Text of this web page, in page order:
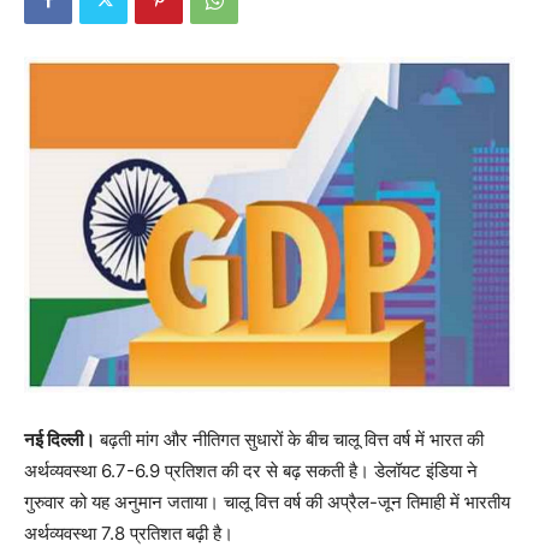
नई दिल्ली। बढ़ती मांग और नीतिगत सुधारों के बीच चालू वित्त वर्ष में भारत की
अर्थव्यवस्था 6.7-6.9 प्रतिशत की दर से बढ़ सकती है। डेलॉयट इंडिया ने
गुरुवार को यह अनुमान जताया। चालू वित्त वर्ष की अप्रैल-जून तिमाही में भारतीय
अर्थव्यवस्था 7.8 प्रतिशत बढ़ी है।